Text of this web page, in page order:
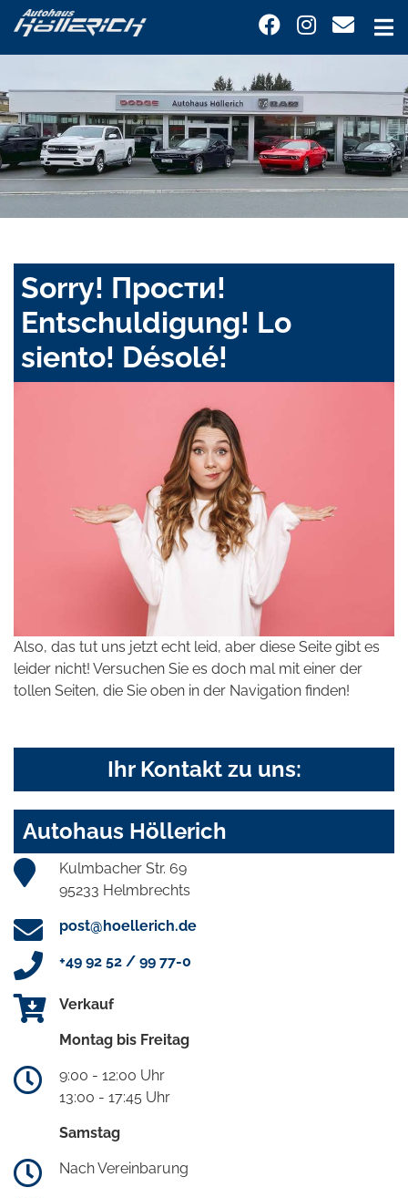
Sorry! Прости!
Entschuldigung! Lo
siento! Désolé!
Also, das tut uns jetzt echt leid, aber diese Seite gibt es
leider nicht! Versuchen Sie es doch mal mit einer der
tollen Seiten, die Sie oben in der Navigation finden!
Ihr Kontakt zu uns:
Autohaus Höllerich
Kulmbacher Str. 69
95233 Helmbrechts
post@hoellerich.de
+49 92 52 / 99 77-0
Verkauf
Montag bis Freitag
9:00 - 12:00 Uhr
13:00 - 17:45 Uhr
Samstag
Nach Vereinbarung